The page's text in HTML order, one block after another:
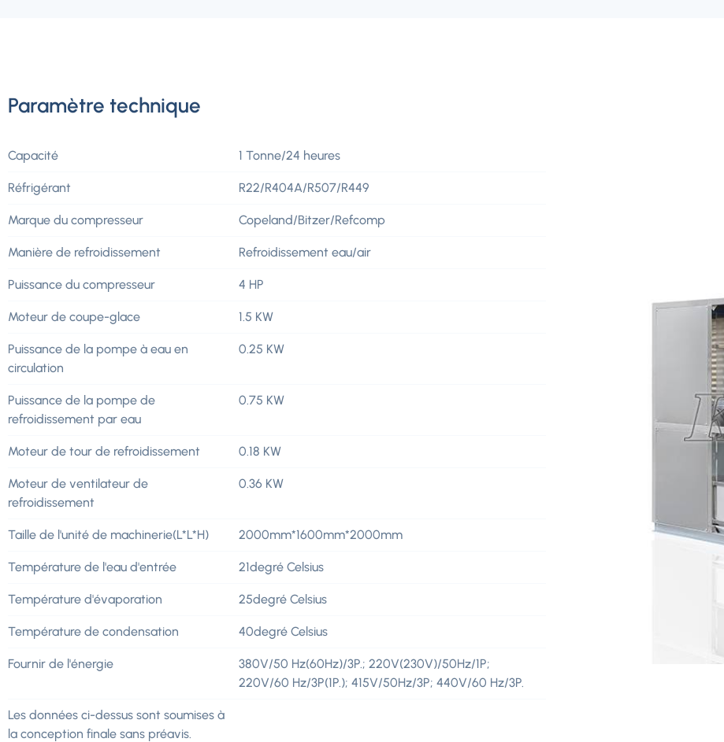
Paramètre technique
Capacité 1 Tonne/24 heures
Réfrigérant R22/R404A/R507/R449
Marque du compresseur Copeland/Bitzer/Refcomp
Manière de refroidissement Refroidissement eau/air
Puissance du compresseur 4 HP
Moteur de coupe-glace 1.5 KW
Puissance de la pompe à eau en
circulation
0.25 KW
Puissance de la pompe de
refroidissement par eau
0.75 KW
Moteur de tour de refroidissement 0.18 KW
Moteur de ventilateur de
refroidissement
0.36 KW
Taille de l'unité de machinerie(L*L*H) 2000mm*1600mm*2000mm
Température de l'eau d'entrée 21degré Celsius
Température d'évaporation 25degré Celsius
Température de condensation 40degré Celsius
Fournir de l'énergie
380V/50 Hz(60Hz)/3P.; 220V(230V)/50Hz/1P;
220V/60 Hz/3P(1P.); 415V/50Hz/3P; 440V/60 Hz/3P.
Les données ci-dessus sont soumises à
la conception finale sans préavis.